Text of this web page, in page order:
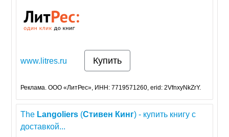
www.litres.ru Купить
Реклама. ООО «ЛитРес», ИНН: 7719571260, erid: 2VfnxyNkZrY.
The Langoliers (Стивен Кинг) - купить книгу с
доставкой...